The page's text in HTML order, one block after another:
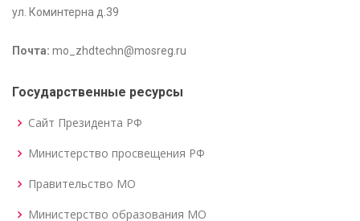
ул. Коминтерна д.39
Почта: mo_zhdtechn@mosreg.ru
Государственные ресурсы
Сайт Президента РФ
Министерство просвещения РФ
Правительство МО
Министерство образования МО